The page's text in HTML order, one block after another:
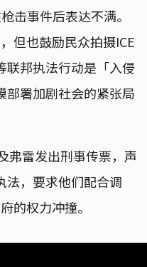
击事件后表达不满。
但也鼓励民众拍摄ICE
联邦执法行动是「入侵
部署加剧社会的紧张局
弗雷发出刑事传票，声
法，要求他们配合调
的权力冲撞。